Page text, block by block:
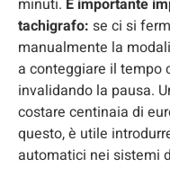
minuti. È importante
tachigrafo: se ci si
manualmente la
a conteggiare il tempo
invalidando la pausa.
costare centinaia di
questo, è utile
automatici nei sistemi